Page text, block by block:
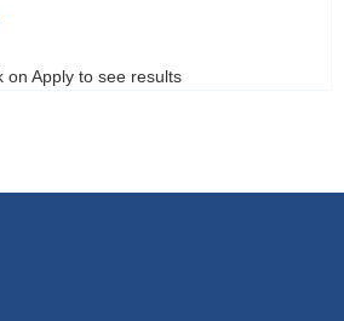
on Apply to see results